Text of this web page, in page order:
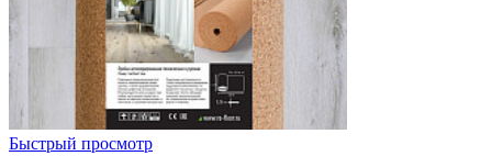
Быстрый просмотр